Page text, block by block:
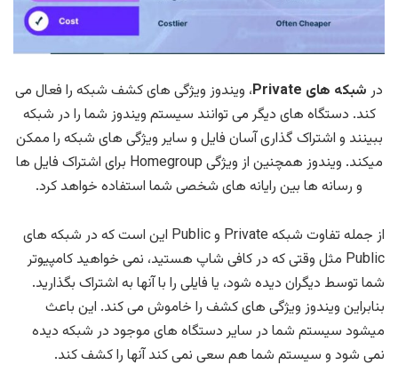
در شبکه های Private
، ویندوز ویژگی های کشف شبکه را فعال می
کند. دستگاه های دیگر می توانند سیستم ویندوز شما را در شبکه
ببینند و اشتراک گذاری آسان فایل و سایر ویژگی های شبکه را ممکن
میکند. ویندوز همچنین از ویژگی Homegroup برای اشتراک فایل ها
و رسانه ها بین رایانه های شخصی شما استفاده خواهد کرد.
از جمله تفاوت شبکه Private و Public این است که در شبکه های
Public مثل وقتی که در کافی شاپ هستید، نمی خواهید کامپیوتر
شما توسط دیگران دیده شود، یا فایلی را با آنها به اشتراک بگذارید.
بنابراین ویندوز ویژگی های کشف را خاموش می کند. این باعث
میشود سیستم شما در سایر دستگاه های موجود در شبکه دیده
نمی شود و سیستم شما هم سعی نمی کند آنها را کشف کند.